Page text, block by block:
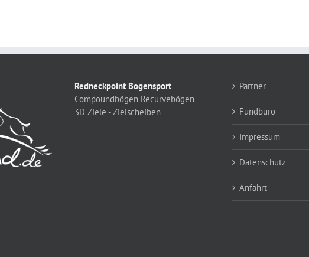
Redneckpoint Bogensport
Compoundbögen Recurvebögen
3D Ziele - Zielscheiben
Partner
Fundbüro
Impressum
Datenschutz
Anfahrt